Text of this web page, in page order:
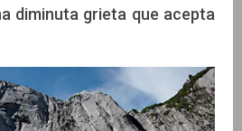
diminuta grieta que acepta